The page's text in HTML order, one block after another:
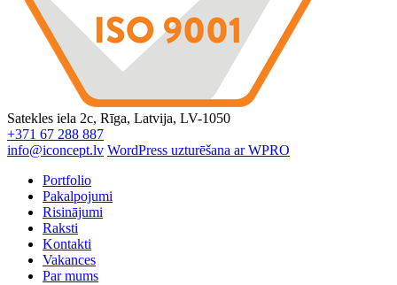
Satekles iela 2c, Rīga, Latvija, LV-1050
+371 67 288 887
info@iconcept.lv WordPress uzturēšana ar WPRO
Portfolio
Pakalpojumi
Risinājumi
Raksti
Kontakti
Vakances
Par mums